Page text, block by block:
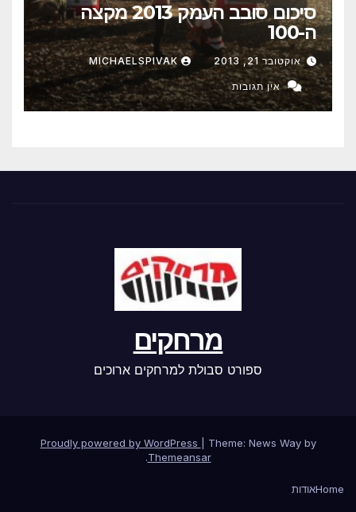
סיכום סובב העמק 2013 מקצה
ה-100
אוקטובר 21, 2013 MICHAELSPIVAK
אין תגובות
מרחקים
ספורט סבולת למרחקים ארוכים
Proudly powered by WordPress
Theme: News Way by
Themeansar
.
Homeאודות